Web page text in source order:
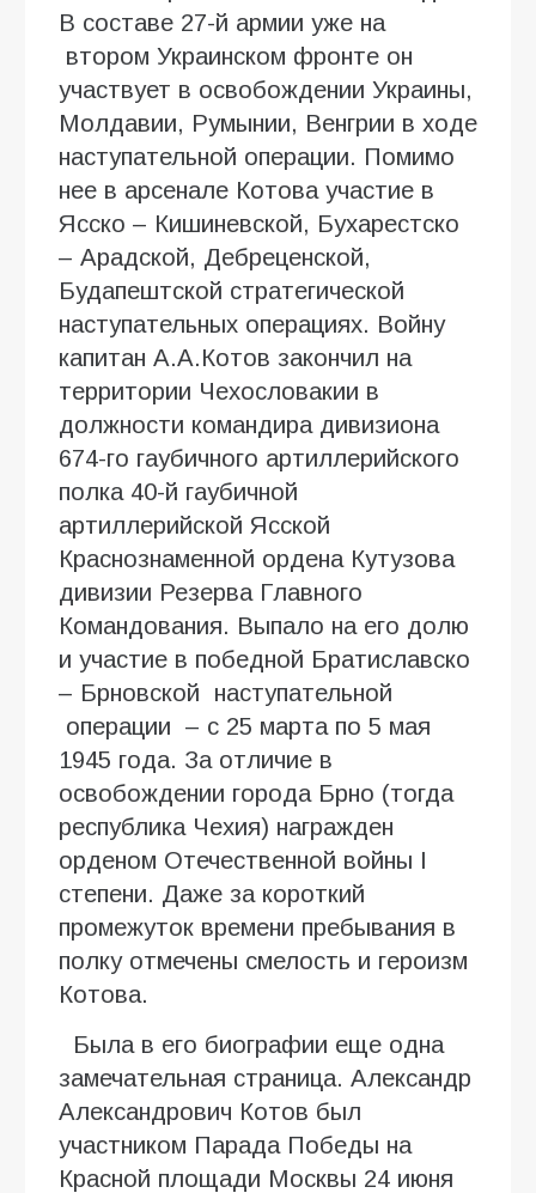
В составе 27-й армии уже на
втором Украинском фронте он
участвует в освобождении Украины,
Молдавии, Румынии, Венгрии в ходе
наступательной операции. Помимо
нее в арсенале Котова участие в
Ясско – Кишиневской, Бухарестско
– Арадской, Дебреценской,
Будапештской стратегической
наступательных операциях. Войну
капитан А.А.Котов закончил на
территории Чехословакии в
должности командира дивизиона
674-го гаубичного артиллерийского
полка 40-й гаубичной
артиллерийской Ясской
Краснознаменной ордена Кутузова
дивизии Резерва Главного
Командования. Выпало на его долю
и участие в победной Братиславско
– Брновской наступательной
операции – с 25 марта по 5 мая
1945 года. За отличие в
освобождении города Брно (тогда
республика Чехия) награжден
орденом Отечественной войны I
степени. Даже за короткий
промежуток времени пребывания в
полку отмечены смелость и героизм
Котова.
Была в его биографии еще одна
замечательная страница. Александр
Александрович Котов был
участником Парада Победы на
Красной площади Москвы 24 июня